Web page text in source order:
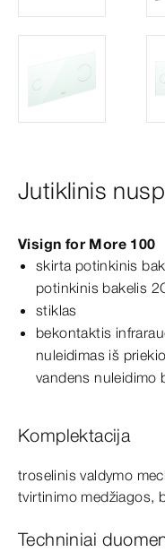
Jutiklinis
Visign for More 100
skirta potinkinis
potinkinis bakelis
stiklas
bekontaktis
nuleidimas iš
vandens nuleidimo
Komplektacija
troselinis valdymo
tvirtinimo medžiagos,
Techniniai